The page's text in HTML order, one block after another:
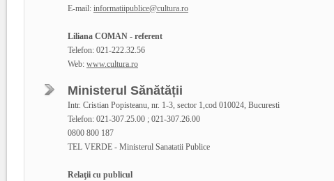
E-mail: informatiipublice@cultura.ro
Liliana COMAN - referent
Telefon: 021-222.32.56
Web: www.cultura.ro
Ministerul Sănătății
Intr. Cristian Popisteanu, nr. 1-3, sector 1,cod 010024, Bucuresti
Telefon: 021-307.25.00 ; 021-307.26.00
0800 800 187
TEL VERDE - Ministerul Sanatatii Publice
Relaţii cu publicul